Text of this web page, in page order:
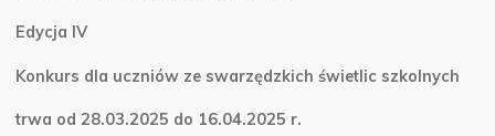
Edycja IV
Konkurs dla uczniów ze swarzędzkich świetlic szkolnych
trwa od 28.03.2025 do 16.04.2025 r.